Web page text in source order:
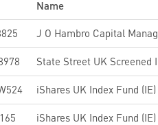
Name
State Street UK Screened
iShares UK Index Fund
iShares UK Index Fund